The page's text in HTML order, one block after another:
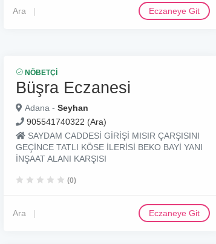
Ara Eczaneye Git
NÖBETÇI
Büşra Eczanesi
Adana - Seyhan
905541740322 (Ara)
SAYDAM CADDESİ GİRİŞİ MISIR ÇARŞISINI
GEÇİNCE TATLI KÖSE İLERİSİ BEKO BAYİ YANI
İNŞAAT ALANI KARŞISI
(0)
Ara Eczaneye Git